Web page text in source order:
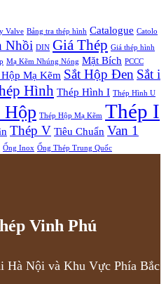
Valve Bảng tra thép hình Catalogue Catolo
Nhồi DIN Giá Thép Giá thép hình
Mạ Kẽm Nhúng Nóng Mặt Bích PCCC
Hộp Mạ Kẽm Sắt Hộp Đen Sắt i
Hình Thép Hình I Thép Hình U
Hộp Thép Hộp Mạ Kẽm Thép I
Thép V Tiêu Chuẩn Van 1
Ống Inox Ống Thép Trung Quốc
Vinh Phú
Hà Nội và Khu Vực Phía Bắc